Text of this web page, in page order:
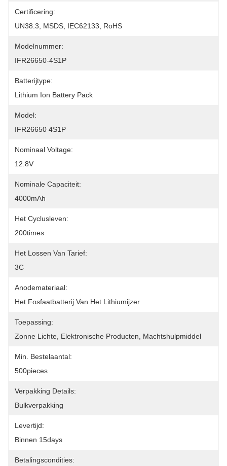
Certificering:
UN38.3, MSDS, IEC62133, RoHS
Modelnummer:
IFR26650-4S1P
Batterijtype:
Lithium Ion Battery Pack
Model:
IFR26650 4S1P
Nominaal Voltage:
12.8V
Nominale Capaciteit:
4000mAh
Het Cyclusleven:
200times
Het Lossen Van Tarief:
3C
Anodemateriaal:
Het Fosfaatbatterij Van Het Lithiumijzer
Toepassing:
Zonne Lichte, Elektronische Producten, Machtshulpmiddel
Min. Bestelaantal:
500pieces
Verpakking Details:
Bulkverpakking
Levertijd:
Binnen 15days
Betalingscondities: